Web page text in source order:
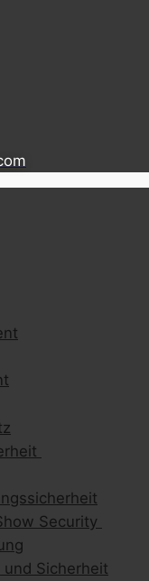
Security
Sicherheit